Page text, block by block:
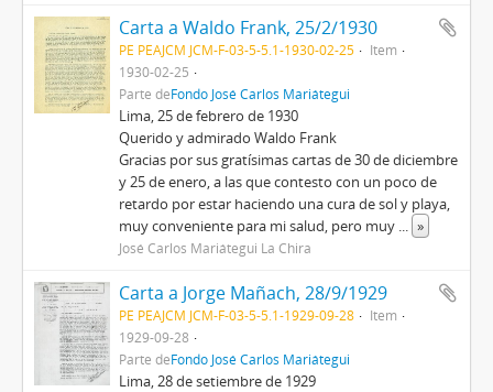
Carta a Waldo Frank, 25/2/1930
PE PEAJCM JCM-F-03-5-5.1-1930-02-25
Item
1930-02-25
Parte deFondo José Carlos Mariátegui
Lima, 25 de febrero de 1930
Querido y admirado Waldo Frank
Gracias por sus gratísimas cartas de 30 de diciembre
y 25 de enero, a las que contesto con un poco de
retardo por estar haciendo una cura de sol y playa,
muy conveniente para mi salud, pero muy ... »
José Carlos Mariátegui La Chira
Carta a Jorge Mañach, 28/9/1929
PE PEAJCM JCM-F-03-5-5.1-1929-09-28
Item
1929-09-28
Parte deFondo José Carlos Mariátegui
Lima, 28 de setiembre de 1929